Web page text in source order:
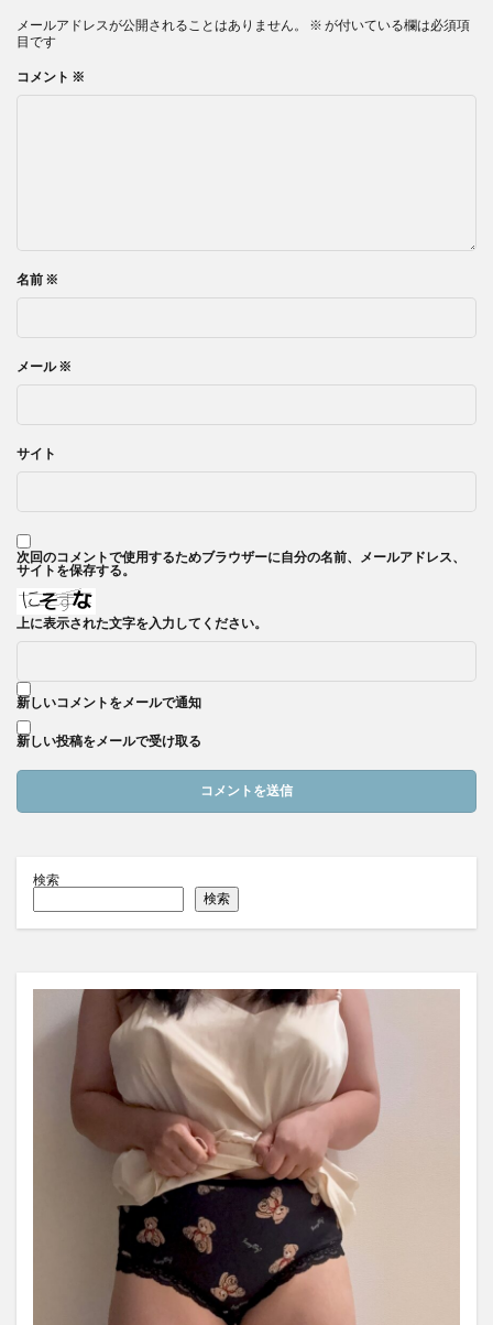
メールアドレスが公開されることはありません。 ※ が付いている欄は必須項
目です
コメント ※
名前 ※
メール※
サイト
次回のコメントで使用するためブラウザーに自分の名前、メールアドレス、
サイトを保存する。
上に表示された文字を入力してください。
新しいコメントをメールで通知
新しい投稿をメールで受け取る
検索
検索